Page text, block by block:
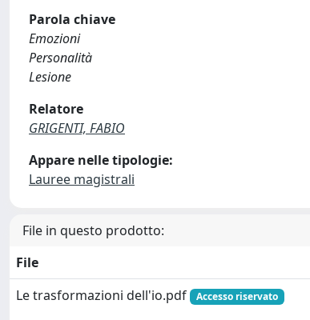
Parola chiave
Emozioni
Personalità
Lesione
Relatore
GRIGENTI, FABIO
Appare nelle tipologie:
Lauree magistrali
File in questo prodotto:
File
Le trasformazioni dell'io.pdf
Accesso riservato